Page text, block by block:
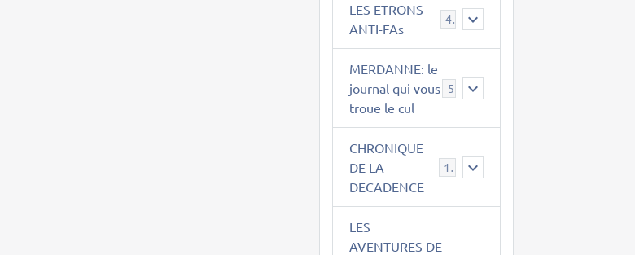
LES ETRONS
ANTI-FAs
4
MERDANNE: le
journal qui vous
troue le cul
CHRONIQUE
DE LA
DECADENCE
12
LES
AVENTURES DE